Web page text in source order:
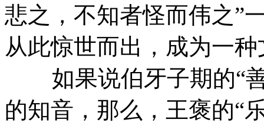
悲之，不知者怪而伟之”
从此惊世而出，成为一
如果说伯牙子期的“善
的知音，那么，王褒的“